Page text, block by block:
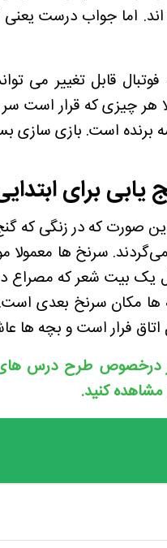
اما جواب درست یعنی
قابل تغییر می
هر چیزی که قرار است
برنده است. بازی سازی
برای
صورت که در زنگی که
سرنخ ها معمولا
یک بیت شعر که مصراع
ها مکان سرنخ بعدی
اتاق فرار است و بچه
درخصوص طرح درس های
کنید.